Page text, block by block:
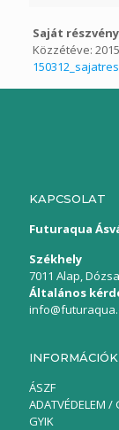
Saját
Közzétéve:
KAPCSOLAT
Futuraqua
Székhely
7011 Alap,
Általános
INFORMÁCIÓK
ÁSZF
ADATVÉDELEM /
GYIK